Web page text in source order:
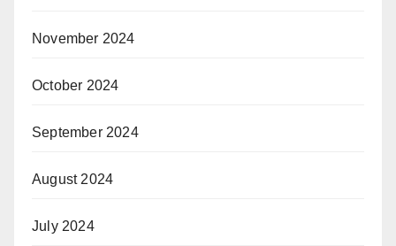
November 2024
October 2024
September 2024
August 2024
July 2024